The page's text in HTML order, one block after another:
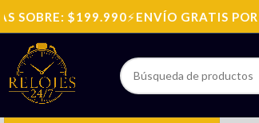
SOBRE: $199.990⚡ENVÍO GRATIS POR